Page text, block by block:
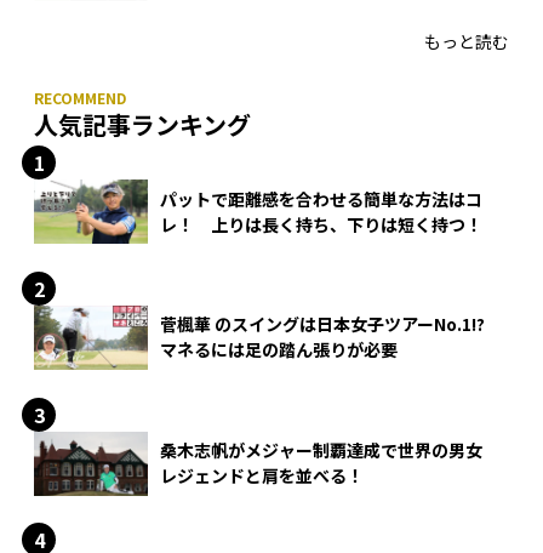
もっと読む
人気記事ランキング
パットで距離感を合わせる簡単な方法はコ
レ！ 上りは長く持ち、下りは短く持つ！
菅楓華 のスイングは日本女子ツアーNo.1!?
マネるには足の踏ん張りが必要
桑木志帆がメジャー制覇達成で世界の男女
レジェンドと肩を並べる！